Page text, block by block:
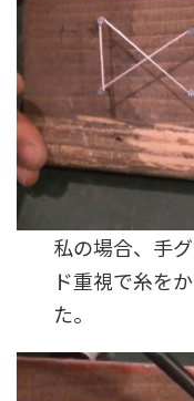
私の場合、手
ド重視で糸を
た。